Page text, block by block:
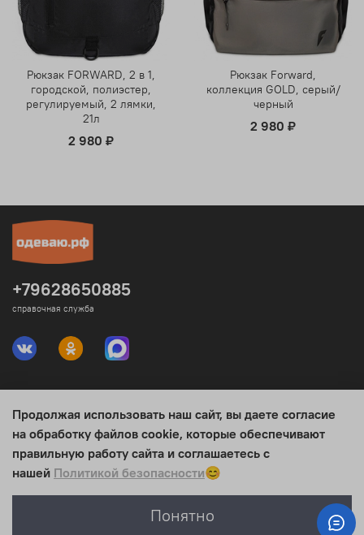
Рюкзак FORWARD, 2 в 1,
городской, полиэстер,
регулируемый, 2 лямки,
21л
2 980 ₽
Рюкзак Forward,
коллекция GOLD, серый/
черный
2 980 ₽
Юридическая информация
Интересное
+79628650885
справочная служба
Продолжая использовать наш сайт, вы даете согласие
на обработку файлов cookie, которые обеспечивают
правильную работу сайта и соглашаетесь с
нашей Политикой безопасности😊
Понятно